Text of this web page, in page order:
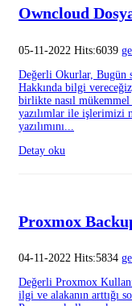
Owncloud
05-11-2022 Hits:6039
Değerli Okurlar, Bugün
Hakkında bilgi
birlikte nasıl mükemmel
yazılımlar ile işlerimizi
yazılımını...
Detay oku
Proxmox
04-11-2022 Hits:5834
Değerli Proxmox
ilgi ve alakanın arttığı